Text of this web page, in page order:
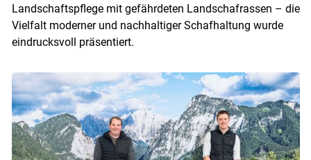
Landschaftspflege mit gefährdeten Landschafrassen – die
Vielfalt moderner und nachhaltiger Schafhaltung wurde
eindrucksvoll präsentiert.